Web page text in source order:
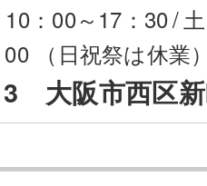
：00～17：30/
00 （日祝祭は休業
大阪市西区